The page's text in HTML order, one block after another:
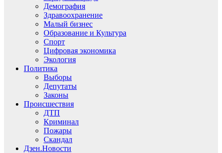
Демография
Здравоохранение
Малый бизнес
Образование и Культура
Спорт
Цифровая экономика
Экология
Политика
Выборы
Депутаты
Законы
Происшествия
ДТП
Криминал
Пожары
Скандал
Дзен.Новости